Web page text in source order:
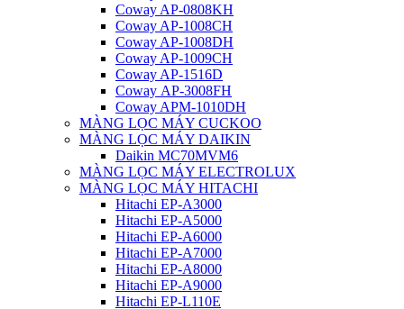
Coway AP-0808KH
Coway AP-1008CH
Coway AP-1008DH
Coway AP-1009CH
Coway AP-1516D
Coway AP-3008FH
Coway APM-1010DH
MÀNG LỌC MÁY CUCKOO
MÀNG LỌC MÁY DAIKIN
Daikin MC70MVM6
MÀNG LỌC MÁY ELECTROLUX
MÀNG LỌC MÁY HITACHI
Hitachi EP-A3000
Hitachi EP-A5000
Hitachi EP-A6000
Hitachi EP-A7000
Hitachi EP-A8000
Hitachi EP-A9000
Hitachi EP-L110E